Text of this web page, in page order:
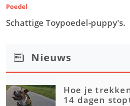
Poedel
Schattige Toypoedel-puppy's.
Nieuws
Hoe je
14 dagen